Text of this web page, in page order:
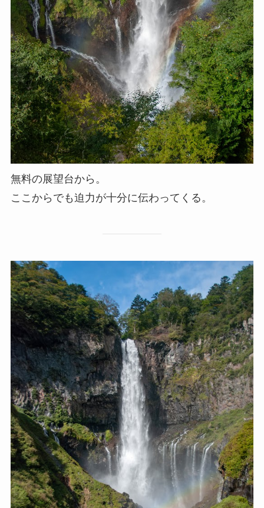
無料の展望台から。
ここからでも迫力が十分に伝わってくる。